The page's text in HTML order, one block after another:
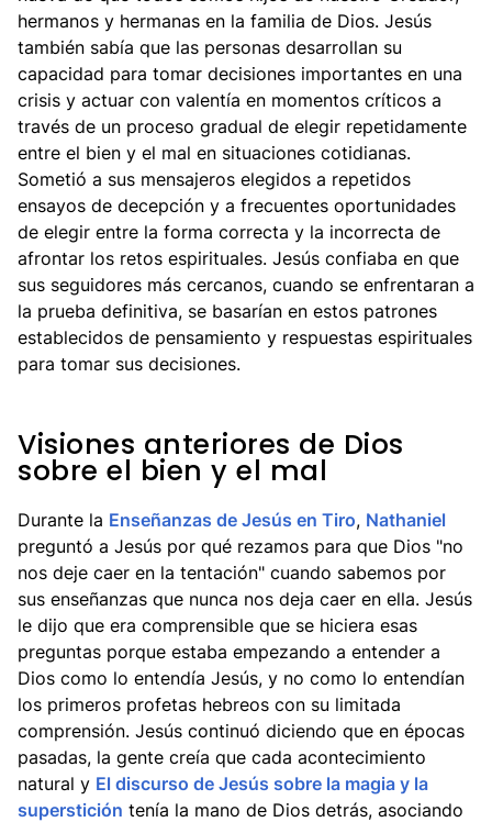
hermanos y hermanas en la familia de Dios. Jesús
también sabía que las personas desarrollan su
capacidad para tomar decisiones importantes en una
crisis y actuar con valentía en momentos críticos a
través de un proceso gradual de elegir repetidamente
entre el bien y el mal en situaciones cotidianas.
Sometió a sus mensajeros elegidos a repetidos
ensayos de decepción y a frecuentes oportunidades
de elegir entre la forma correcta y la incorrecta de
afrontar los retos espirituales. Jesús confiaba en que
sus seguidores más cercanos, cuando se enfrentaran a
la prueba definitiva, se basarían en estos patrones
establecidos de pensamiento y respuestas espirituales
para tomar sus decisiones.
Visiones anteriores de Dios
sobre el bien y el mal
Durante la Enseñanzas de Jesús en Tiro, Nathaniel
preguntó a Jesús por qué rezamos para que Dios "no
nos deje caer en la tentación" cuando sabemos por
sus enseñanzas que nunca nos deja caer en ella. Jesús
le dijo que era comprensible que se hiciera esas
preguntas porque estaba empezando a entender a
Dios como lo entendía Jesús, y no como lo entendían
los primeros profetas hebreos con su limitada
comprensión. Jesús continuó diciendo que en épocas
pasadas, la gente creía que cada acontecimiento
natural y El discurso de Jesús sobre la magia y la
superstición tenía la mano de Dios detrás, asociando